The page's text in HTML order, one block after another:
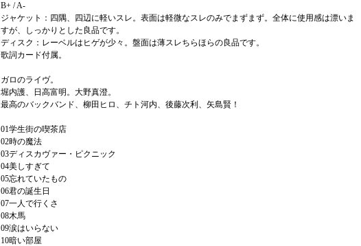
B+ / A-
ジャケット：四隅、四辺に軽いスレ。表面は軽微なスレのみでまずまず。全体に使用感は漂いま
すが、しっかりとした良品です。
ディスク：レーベルはヒゲが少々。盤面は薄スレちらほらの良品です。
歌詞カード付属。
ガロのライヴ。
堀内護、日高富明。大野真澄。
最高のバックバンド、柳田ヒロ、チト河内、後藤次利、矢島賢！
01学生街の喫茶店
02時の魔法
03ディスカヴァー・ピクニック
04美しすぎて
05忘れていたもの
06君の誕生日
07一人で行くさ
08木馬
09涙はいらない
10暗い部屋